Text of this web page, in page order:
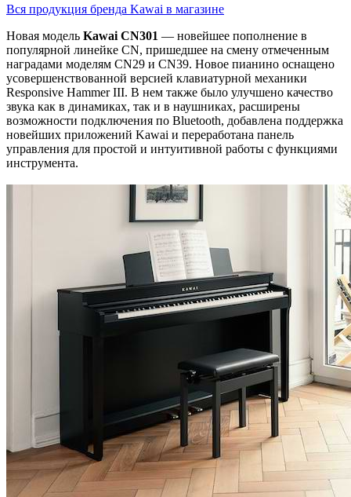
Вся продукция бренда Kawai в магазине
Новая модель Kawai CN301 — новейшее пополнение в
популярной линейке CN, пришедшее на смену отмеченным
наградами моделям CN29 и CN39. Новое пианино оснащено
усовершенствованной версией клавиатурной механики
Responsive Hammer III. В нем также было улучшено качество
звука как в динамиках, так и в наушниках, расширены
возможности подключения по Bluetooth, добавлена поддержка
новейших приложений Kawai и переработана панель
управления для простой и интуитивной работы с функциями
инструмента.